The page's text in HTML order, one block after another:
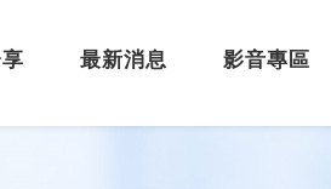
最新消息 影音專區